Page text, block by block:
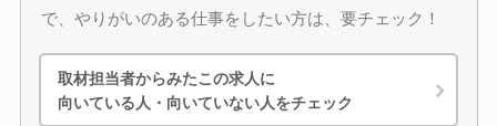
で、やりがいのある仕事をしたい方は、要チェック！
取材担当者からみたこの求人に
向いている人・向いていない人をチェック